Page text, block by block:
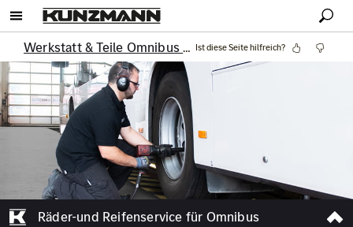
Werkstatt & Teile Omnibus Reifenservice Omnibus
Ist diese Seite hilfreich?
Räder-und Reifenservice für Omnibus